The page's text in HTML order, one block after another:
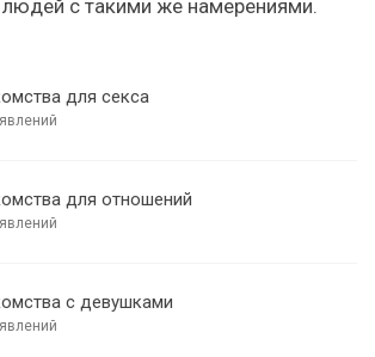
людей с такими же намерениями.
для секса
для отношений
с девушками